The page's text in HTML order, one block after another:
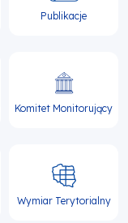
Publikacje
Komitet Monitorujący
Wymiar Terytorialny